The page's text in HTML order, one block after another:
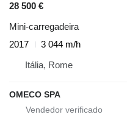
28 500 €
Mini-carregadeira
2017
3 044 m/h
Itália, Rome
OMECO SPA